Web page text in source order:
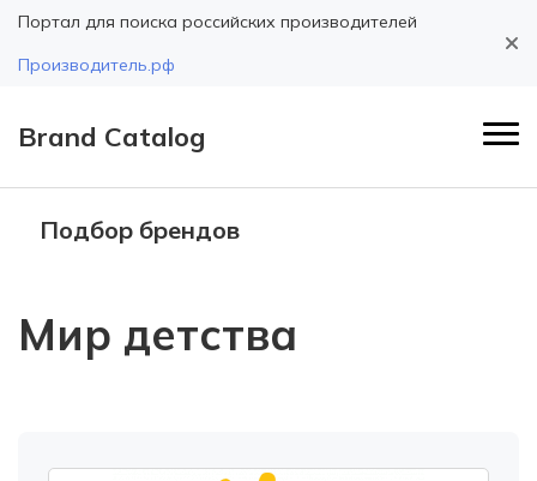
Портал для поиска российских производителей
Производитель.рф
Brand Catalog
Подбор брендов
Мир детства